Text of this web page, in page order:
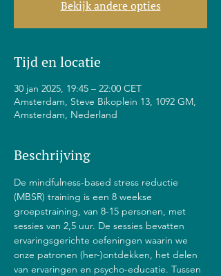
Bekijk andere opties
Tijd en locatie
30 jan 2025, 19:45 – 22:00 CET
Amsterdam, Steve Bikoplein 13, 1092 GM,
Amsterdam, Nederland
Beschrijving
De mindfulness-based stress reductie
(MBSR) training is een 8 weekse
groepstraining, van 8-15 personen, met
sessies van 2,5 uur. De sessies bevatten
ervaringsgerichte oefeningen waarin we
onze patronen (her-)ontdekken, het delen
van ervaringen en psycho-educatie. Tussen